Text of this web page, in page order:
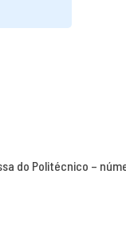
do Politécnico –